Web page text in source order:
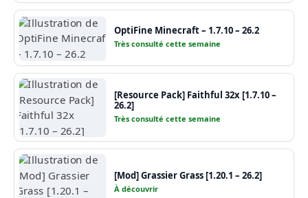
OptiFine Minecraft – 1.7.10 – 26.2
Très consulté cette semaine
[Resource Pack] Faithful 32x [1.7.10 –
26.2]
Très consulté cette semaine
[Mod] Grassier Grass [1.20.1 – 26.2]
À découvrir